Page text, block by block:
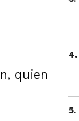
quien
4.
5.